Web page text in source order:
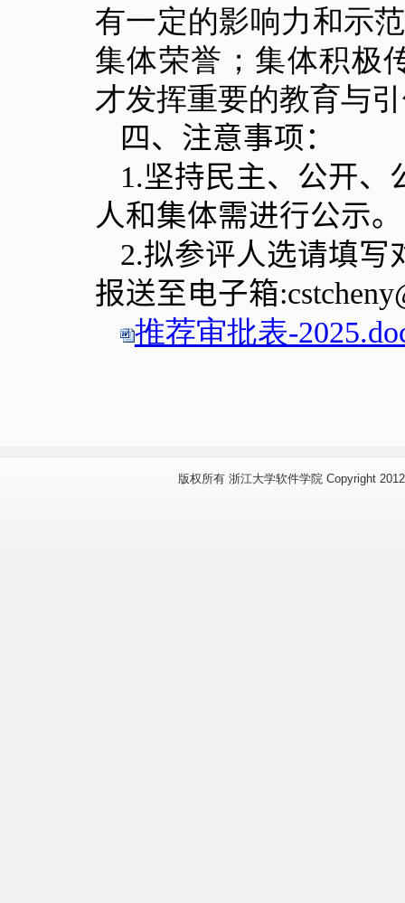
有一定的影响力和示
集体荣誉；集体积极
才发挥重要的教育与
四、 注意事项：
1.坚持民主、公开、
人和集体需进行公示。
2.拟参评人选请填写
报送至电子箱
推荐审批表-
版权所有 浙江大学软件学院 Copyright